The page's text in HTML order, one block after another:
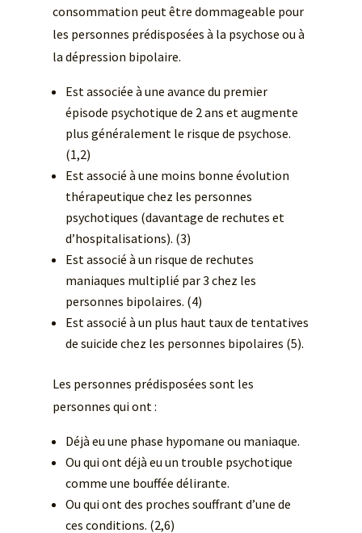
consommation peut être dommageable pour
les personnes prédisposées à la psychose ou à
la dépression bipolaire.
Est associée à une avance du premier
épisode psychotique de 2 ans et augmente
plus généralement le risque de psychose.
(1,2)
Est associé à une moins bonne évolution
thérapeutique chez les personnes
psychotiques (davantage de rechutes et
d’hospitalisations). (3)
Est associé à un risque de rechutes
maniaques multiplié par 3 chez les
personnes bipolaires. (4)
Est associé à un plus haut taux de tentatives
de suicide chez les personnes bipolaires (5).
Les personnes prédisposées sont les
personnes qui ont :
Déjà eu une phase hypomane ou maniaque.
Ou qui ont déjà eu un trouble psychotique
comme une bouffée délirante.
Ou qui ont des proches souffrant d’une de
ces conditions. (2,6)